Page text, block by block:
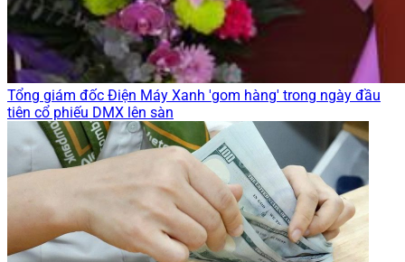
Tổng giám đốc Điện Máy Xanh 'gom hàng' trong ngày đầu
tiên cổ phiếu DMX lên sàn